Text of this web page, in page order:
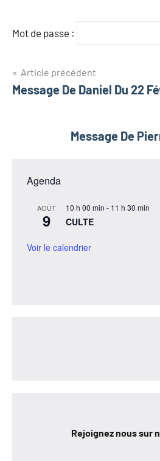
Mot de passe :
Navigation
de
Article précédent
Message De Daniel Du 22
Message De
Agenda
AOÛT
9
10 h 00 min - 11 h 30 min
CULTE
Voir le calendrier
Rejoignez nous sur